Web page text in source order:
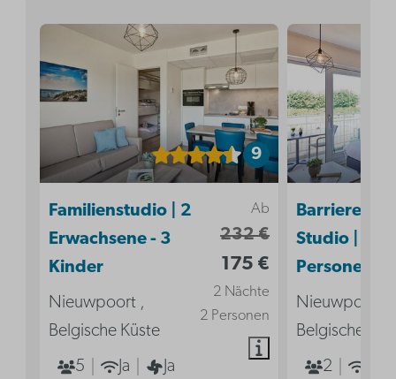
9
Ab
232 €
175 €
2 Nächte
2 Personen
Familienstudio | 2
Erwachsene - 3
Kinder
Nieuwpoort ,
Belgische Küste
5
Ja
Ja
Studio | 2
Personen
Nieuwpoort ,
Belgische
2